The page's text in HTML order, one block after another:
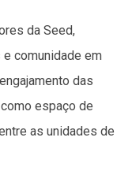
da Seed,
comunidade em
das
espaço de
as unidades de